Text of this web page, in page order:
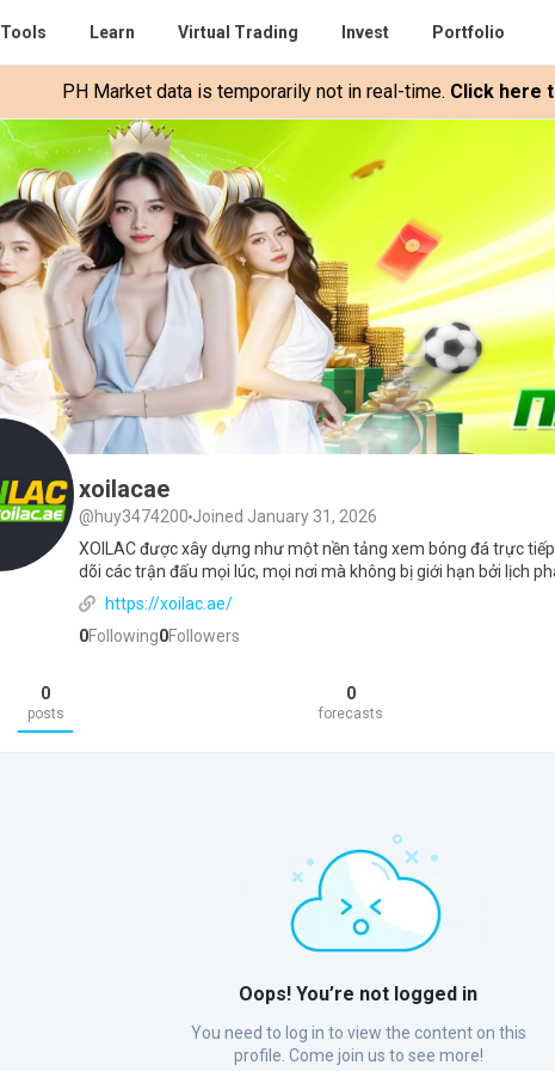
Tools Learn Virtual Trading Invest Portfolio
PH Market data is temporarily not in real-time. Click here
xoilacae
@huy3474200 Joined January 31, 2026
XOILAC được xây dựng như một nền tảng xem bóng đá trực
dõi các trận đấu mọi lúc, mọi nơi mà không bị giới hạn bởi lịch
https://xoilac.ae/
0Following0Followers
0
posts
0
forecasts
Oops! You’re not logged in
You need to log in to view the content on this
profile. Come join us to see more!